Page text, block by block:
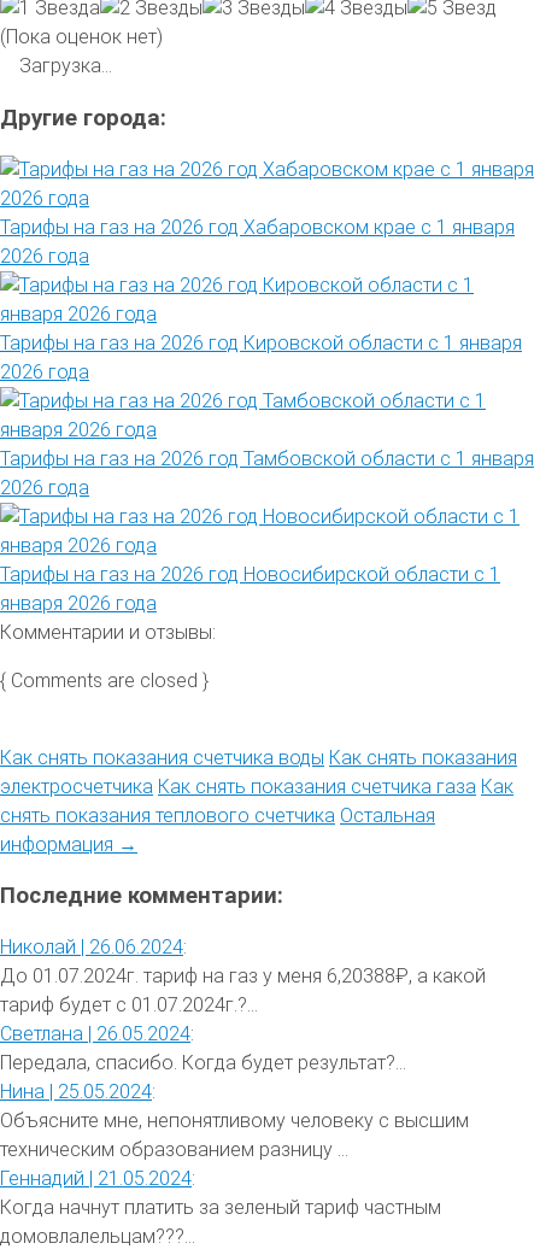
(Пока оценок нет)
Загрузка...
Другие города:
Тарифы на газ на 2026 год Хабаровском крае с 1 января
2026 года
Тарифы на газ на 2026 год Кировской области с 1 января
2026 года
Тарифы на газ на 2026 год Тамбовской области с 1 января
2026 года
Тарифы на газ на 2026 год Новосибирской области с 1
января 2026 года
Комментарии и отзывы:
{ Comments are closed }
Как снять показания счетчика воды Как снять показания
электросчетчика Как снять показания счетчика газа Как
снять показания теплового счетчика Остальная
информация →
Последние комментарии:
Николай | 26.06.2024:
До 01.07.2024г. тариф на газ у меня 6,20388₽, а какой
тариф будет с 01.07.2024г.?...
Светлана | 26.05.2024:
Передала, спасибо. Когда будет результат?...
Нина | 25.05.2024:
Объясните мне, непонятливому человеку с высшим
техническим образованием разницу ...
Геннадий | 21.05.2024:
Когда начнут платить за зеленый тариф частным
домовлалельцам???...